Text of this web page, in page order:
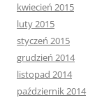
kwiecień 2015
luty 2015
styczeń 2015
grudzień 2014
listopad 2014
październik 2014